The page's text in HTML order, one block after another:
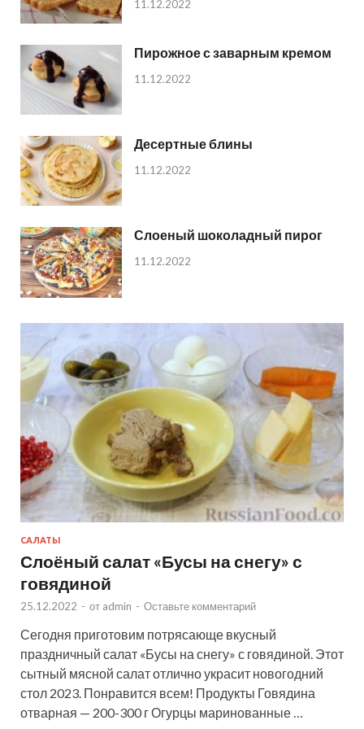
11.12.2022
Пирожное с заварным кремом
11.12.2022
Десертные блины
11.12.2022
Слоеный шоколадный пирог
11.12.2022
САЛАТЫ
Слоёный салат «Бусы на снегу» с
говядиной
25.12.2022 - от admin - Оставьте комментарий
Сегодня приготовим потрясающе вкусный
праздничный салат «Бусы на снегу» с говядиной. Этот
сытный мясной салат отлично украсит новогодний
стол 2023. Понравится всем! Продукты Говядина
отварная — 200-300 г Огурцы маринованные …